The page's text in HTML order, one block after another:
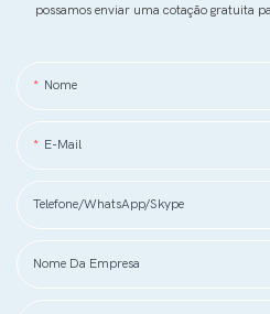
possamos enviar uma cotação gratuita
Nome
E-Mail
Telefone/WhatsApp/Skype
Nome Da Empresa